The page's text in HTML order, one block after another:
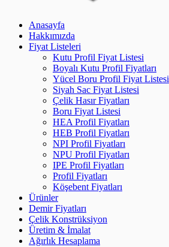
Anasayfa
Hakkımızda
Fiyat Listeleri
Kutu Profil Fiyat Listesi
Boyalı Kutu Profil Fiyatları
Yücel Boru Profil Fiyat Listesi
Siyah Sac Fiyat Listesi
Çelik Hasır Fiyatları
Boru Fiyat Listesi
HEA Profil Fiyatları
HEB Profil Fiyatları
NPI Profil Fiyatları
NPU Profil Fiyatları
IPE Profil Fiyatları
Profil Fiyatları
Köşebent Fiyatları
Ürünler
Demir Fiyatları
Çelik Konstrüksiyon
Üretim & İmalat
Ağırlık Hesaplama